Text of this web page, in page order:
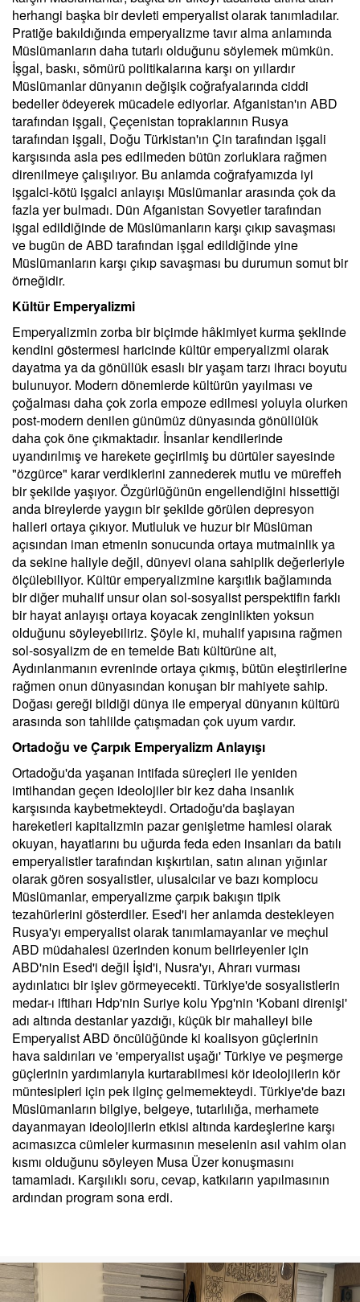
herhangi başka bir devleti emperyalist olarak tanımladılar.
Pratiğe bakıldığında emperyalizme tavır alma anlamında
Müslümanların daha tutarlı olduğunu söylemek mümkün.
İşgal, baskı, sömürü politikalarına karşı on yıllardır
Müslümanlar dünyanın değişik coğrafyalarında ciddi
bedeller ödeyerek mücadele ediyorlar. Afganistan'ın ABD
tarafından işgali, Çeçenistan topraklarının Rusya
tarafından işgali, Doğu Türkistan'ın Çin tarafından işgali
karşısında asla pes edilmeden bütün zorluklara rağmen
direnilmeye çalışılıyor. Bu anlamda coğrafyamızda iyi
işgalci-kötü işgalci anlayışı Müslümanlar arasında çok da
fazla yer bulmadı. Dün Afganistan Sovyetler tarafından
işgal edildiğinde de Müslümanların karşı çıkıp savaşması
ve bugün de ABD tarafından işgal edildiğinde yine
Müslümanların karşı çıkıp savaşması bu durumun somut bir
örneğidir.
Kültür Emperyalizmi
Emperyalizmin zorba bir biçimde hâkimiyet kurma şeklinde
kendini göstermesi haricinde kültür emperyalizmi olarak
dayatma ya da gönüllük esaslı bir yaşam tarzı ihracı boyutu
bulunuyor. Modern dönemlerde kültürün yayılması ve
çoğalması daha çok zorla empoze edilmesi yoluyla olurken
post-modern denilen günümüz dünyasında gönüllülük
daha çok öne çıkmaktadır. İnsanlar kendilerinde
uyandırılmış ve harekete geçirilmiş bu dürtüler sayesinde
"özgürce" karar verdiklerini zannederek mutlu ve müreffeh
bir şekilde yaşıyor. Özgürlüğünün engellendiğini hissettiği
anda bireylerde yaygın bir şekilde görülen depresyon
halleri ortaya çıkıyor. Mutluluk ve huzur bir Müslüman
açısından iman etmenin sonucunda ortaya mutmainlik ya
da sekine haliyle değil, dünyevi olana sahiplik değerleriyle
ölçülebiliyor. Kültür emperyalizmine karşıtlık bağlamında
bir diğer muhalif unsur olan sol-sosyalist perspektifin farklı
bir hayat anlayışı ortaya koyacak zenginlikten yoksun
olduğunu söyleyebiliriz. Şöyle ki, muhalif yapısına rağmen
sol-sosyalizm de en temelde Batı kültürüne ait,
Aydınlanmanın evreninde ortaya çıkmış, bütün eleştirilerine
rağmen onun dünyasından konuşan bir mahiyete sahip.
Doğası gereği bildiği dünya ile emperyal dünyanın kültürü
arasında son tahlilde çatışmadan çok uyum vardır.
Ortadoğu ve Çarpık Emperyalizm Anlayışı
Ortadoğu'da yaşanan intifada süreçleri ile yeniden
imtihandan geçen ideolojiler bir kez daha insanlık
karşısında kaybetmekteydi. Ortadoğu'da başlayan
hareketleri kapitalizmin pazar genişletme hamlesi olarak
okuyan, hayatlarını bu uğurda feda eden insanları da batılı
emperyalistler tarafından kışkırtılan, satın alınan yığınlar
olarak gören sosyalistler, ulusalcılar ve bazı komplocu
Müslümanlar, emperyalizme çarpık bakışın tipik
tezahürlerini gösterdiler. Esed'i her anlamda destekleyen
Rusya'yı emperyalist olarak tanımlamayanlar ve meçhul
ABD müdahalesi üzerinden konum belirleyenler için
ABD'nin Esed'i değil İşid'i, Nusra'yı, Ahrarı vurması
aydınlatıcı bir işlev görmeyecekti. Türkiye'de sosyalistlerin
medar-ı iftiharı Hdp'nin Suriye kolu Ypg'nin 'Kobani direnişi'
adı altında destanlar yazdığı, küçük bir mahalleyi bile
Emperyalist ABD öncülüğünde ki koalisyon güçlerinin
hava saldırıları ve 'emperyalist uşağı' Türkiye ve peşmerge
güçlerinin yardımlarıyla kurtarabilmesi kör ideolojilerin kör
müntesipleri için pek ilginç gelmemekteydi. Türkiye'de bazı
Müslümanların bilgiye, belgeye, tutarlılığa, merhamete
dayanmayan ideolojilerin etkisi altında kardeşlerine karşı
acımasızca cümleler kurmasının meselenin asıl vahim olan
kısmı olduğunu söyleyen Musa Üzer konuşmasını
tamamladı. Karşılıklı soru, cevap, katkıların yapılmasının
ardından program sona erdi.